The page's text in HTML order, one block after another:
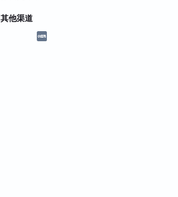
其他渠道